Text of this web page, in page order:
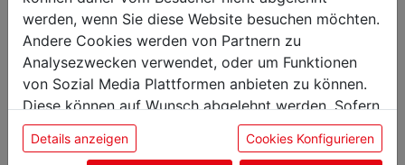
Das könnte Sie auch
interessieren
werden, wenn Sie diese Website besuchen möchten.
Andere Cookies werden von Partnern zu
Analysezwecken verwendet, oder um Funktionen
von Sozial Media Plattformen anbieten zu können.
Diese können auf Wunsch abgelehnt werden. Sofern
sie unsere Webseite weiter nutzen, geben Sie
Einwilligung zu unseren Cookies.
Details anzeigen Cookies Konfigurieren